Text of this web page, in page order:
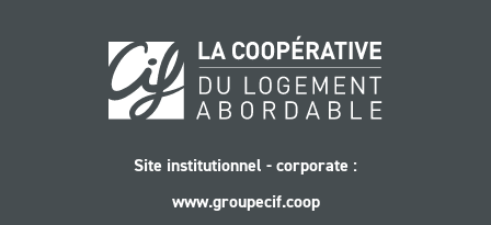
Site institutionnel - corporate :
www.groupecif.coop